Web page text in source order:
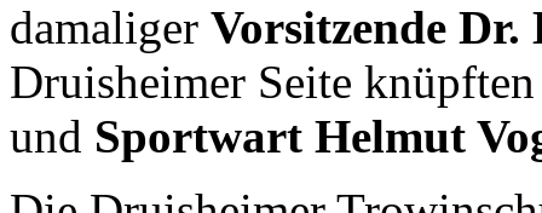
damaliger Vorsitzende
Druisheimer Seite
und Sportwart Helmut